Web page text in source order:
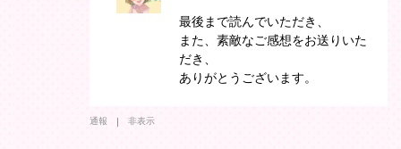
最後まで読んでいただき、
また、素敵なご感想をお送りいた
だき、
ありがとうございます。
通報 非表示